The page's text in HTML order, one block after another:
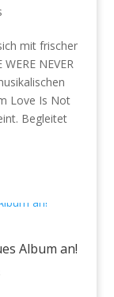
mit frischer
NEVER
Love Is Not
Begleitet
Album an!